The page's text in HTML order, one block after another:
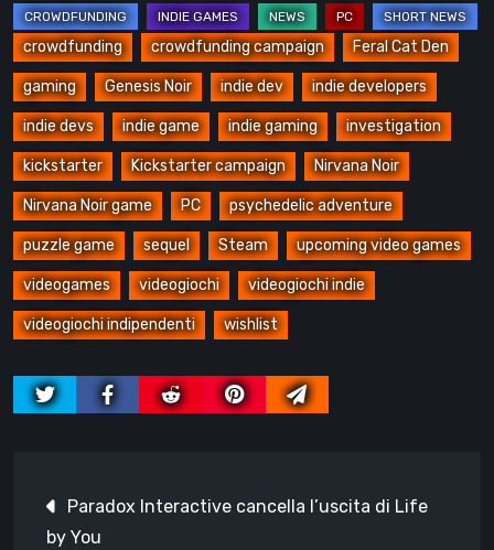
crowdfunding crowdfunding campaign Feral Cat Den
gaming Genesis Noir indie dev indie developers
indie devs indie game indie gaming investigation
kickstarter Kickstarter campaign Nirvana Noir
Nirvana Noir game PC psychedelic adventure
puzzle game sequel Steam upcoming video games
videogames videogiochi videogiochi indie
videogiochi indipendenti wishlist
articoli
Paradox Interactive cancella l’uscita di Life
by You